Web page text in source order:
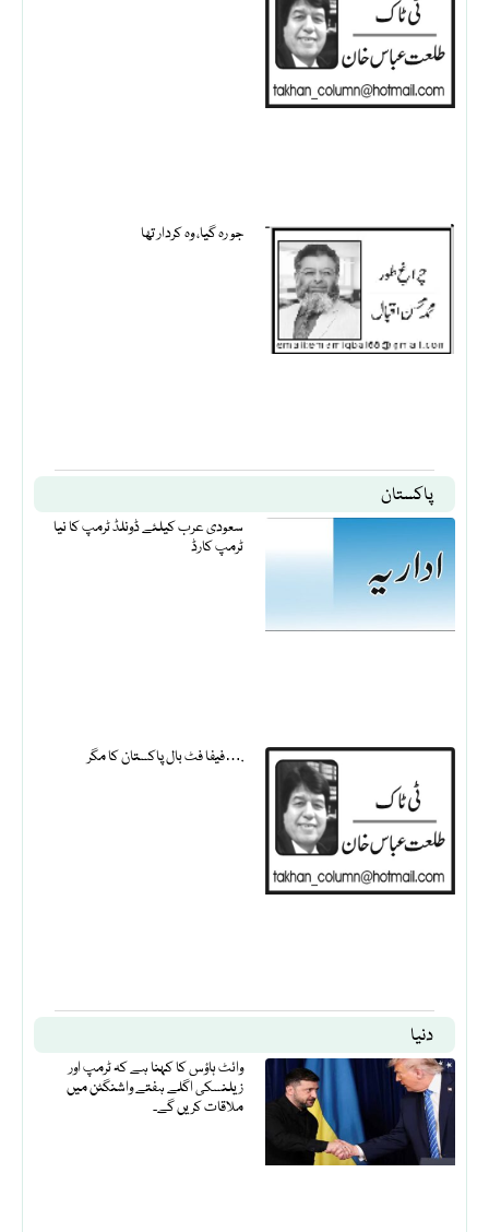
جو رہ گیا، وہ کردار تھا
پاکستان
سعودی عرب کیلئے ڈونلڈ ٹرمپ کا نیا
ٹرمپ کارڈ
فیفا فٹ بال پاکستان کا مگر….
دنیا
وائٹ ہاؤس کا کہنا ہے کہ ٹرمپ اور
زیلنسکی اگلے ہفتے واشنگٹن میں
ملاقات کریں گے۔